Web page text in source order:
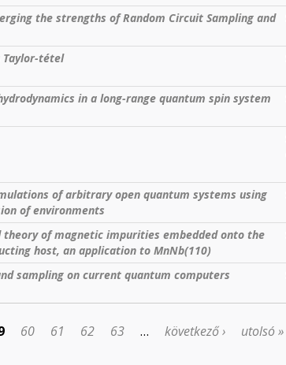
the strengths of Random Circuit Sampling and
Taylor-tétel
in a long-range quantum spin system
of arbitrary open quantum systems using
of environments
theory of magnetic impurities embedded onto the
host, an application to MnNb(110)
sampling on current quantum computers
60 61 62 63 … következő › utolsó »